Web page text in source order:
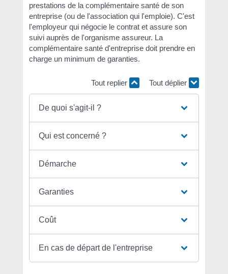
prestations de la complémentaire santé de son
entreprise (ou de l'association qui l'emploie). C'est
l'employeur qui négocie le contrat et assure son
suivi auprès de l'organisme assureur. La
complémentaire santé d'entreprise doit prendre en
charge un minimum de garanties.
Tout replier Tout déplier
De quoi s'agit-il ?
Qui est concerné ?
Démarche
Garanties
Coût
En cas de départ de l'entreprise